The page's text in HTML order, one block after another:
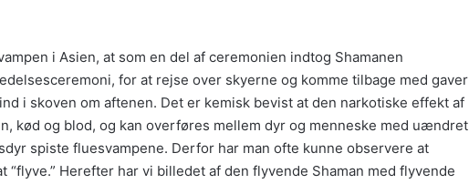
i Asien, at som en del af ceremonien indtog Shamanen
for at rejse over skyerne og komme tilbage med gaver
i skoven om aftenen. Det er kemisk bevist at den narkotiske effekt af
kød og blod, og kan overføres mellem dyr og menneske med uændret
spiste fluesvampene. Derfor har man ofte kunne observere at
“flyve.” Herefter har vi billedet af den flyvende Shaman med flyvende